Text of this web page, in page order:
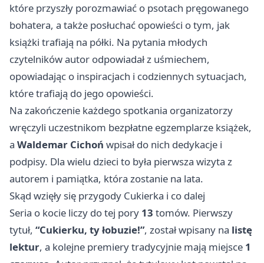
które przyszły porozmawiać o psotach pręgowanego
bohatera, a także posłuchać opowieści o tym, jak
książki trafiają na półki. Na pytania młodych
czytelników autor odpowiadał z uśmiechem,
opowiadając o inspiracjach i codziennych sytuacjach,
które trafiają do jego opowieści.
Na zakończenie każdego spotkania organizatorzy
wręczyli uczestnikom bezpłatne egzemplarze książek,
a Waldemar Cichoń wpisał do nich dedykacje i
podpisy. Dla wielu dzieci to była pierwsza wizyta z
autorem i pamiątka, która zostanie na lata.
Skąd wzięły się przygody Cukierka i co dalej
Seria o kocie liczy do tej pory 13 tomów. Pierwszy
tytuł, “Cukierku, ty łobuzie!”, został wpisany na listę
lektur, a kolejne premiery tradycyjnie mają miejsce 1